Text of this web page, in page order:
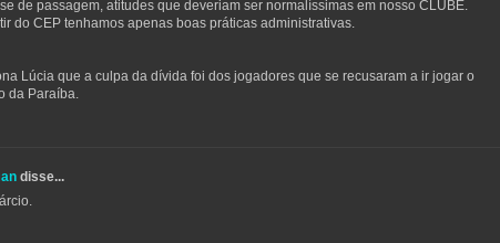
de passagem, atitudes que deveriam ser normalíssimas em nosso CLUBE.
do CEP tenhamos apenas boas práticas administrativas.
Lúcia que a culpa da dívida foi dos jogadores que se recusaram a ir jogar o
da Paraíba.
disse...